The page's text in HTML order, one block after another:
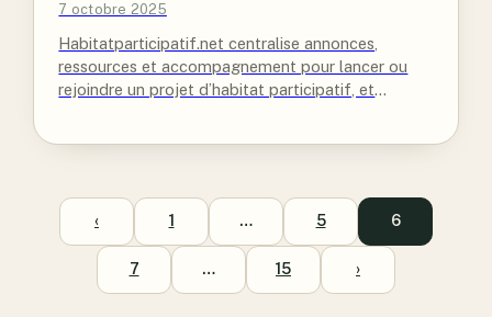
7 octobre 2025
Habitatparticipatif.net centralise annonces,
ressources et accompagnement pour lancer ou
rejoindre un projet d’habitat participatif, et
‹ 1 … 5 6
7 … 15 ›